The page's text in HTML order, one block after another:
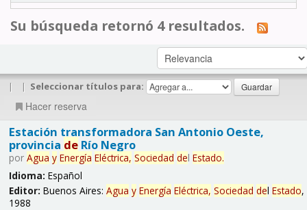
Su búsqueda retornó 4 resultados.
| | Seleccionar títulos para:
Hacer reserva
Estación transformadora San Antonio Oeste,
provincia deRío Negro
por Agua y Energía Eléctrica, Sociedad del Estado.
Idioma: Español
Editor: Buenos Aires: Agua y Energía Eléctrica, Sociedad del Estado,
1988